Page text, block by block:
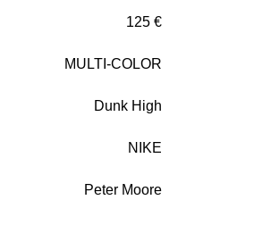
125 €
MULTI-COLOR
Dunk High
NIKE
Peter Moore